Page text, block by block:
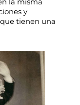
y
tienen una